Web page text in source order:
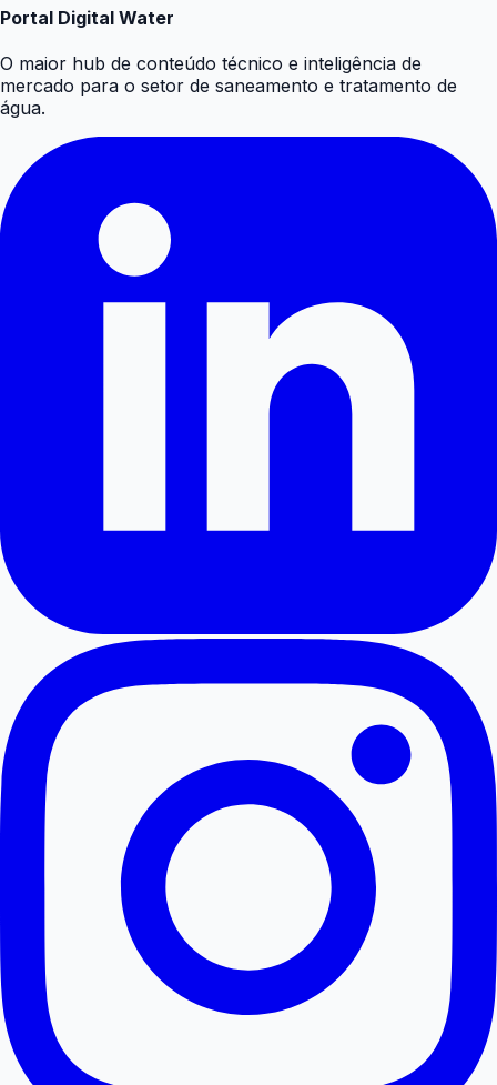
Portal Digital Water
O maior hub de conteúdo técnico e inteligência de
mercado para o setor de saneamento e tratamento de
água.